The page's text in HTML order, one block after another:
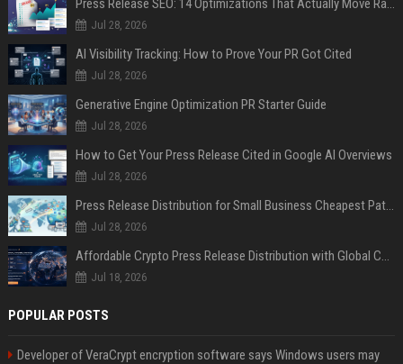
Press Release SEO: 14 Optimizations That Actually Move Rankings
Jul 28, 2026
AI Visibility Tracking: How to Prove Your PR Got Cited
Jul 28, 2026
Generative Engine Optimization PR Starter Guide
Jul 28, 2026
How to Get Your Press Release Cited in Google AI Overviews
Jul 28, 2026
Press Release Distribution for Small Business Cheapest Path to Real Coverage
Jul 28, 2026
Affordable Crypto Press Release Distribution with Global Coverage
Jul 18, 2026
POPULAR POSTS
Developer of VeraCrypt encryption software says Windows users may